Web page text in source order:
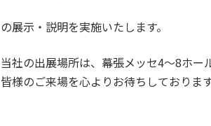
の展示・説明を実施いたします。
当社の出展場所は、幕張メッセ4～8ホー
皆様のご来場を心よりお待ちしております